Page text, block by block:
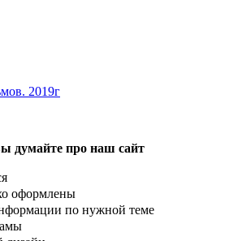
2019г
думайте про наш сайт
оформлены
по нужной теме